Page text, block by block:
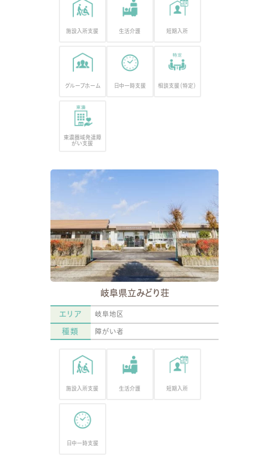
施設入所支援 生活介護 短期入所
グループホーム 日中一時支援 相談支援（特定）
東濃圏域発達障
がい支援
岐阜県立みどり荘
エリア 岐阜地区
種類 障がい者
施設入所支援 生活介護 短期入所
日中一時支援